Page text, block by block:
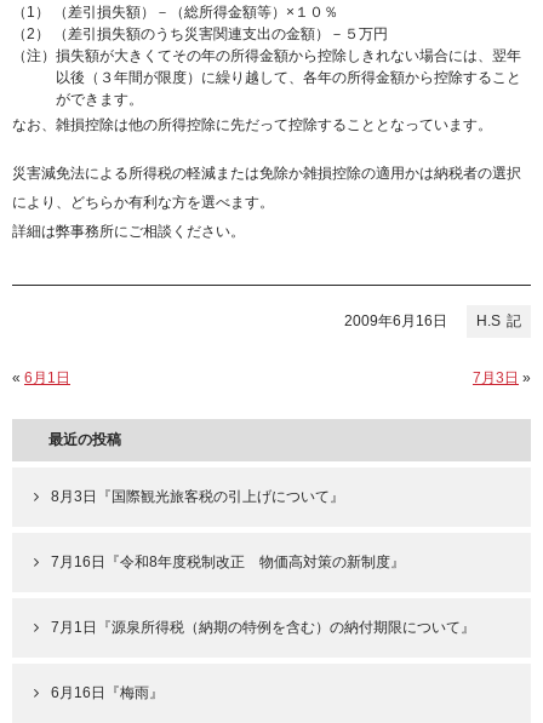
（1） （差引損失額）－（総所得金額等）×１０％
（2） （差引損失額のうち災害関連支出の金額）－５万円
（注） 損失額が大きくてその年の所得金額から控除しきれない場合には、翌年
以後（３年間が限度）に繰り越して、各年の所得金額から控除すること
ができます。
なお、雑損控除は他の所得控除に先だって控除することとなっています。
災害減免法による所得税の軽減または免除か雑損控除の適用かは納税者の選択
により、どちらか有利な方を選べます。
詳細は弊事務所にご相談ください。
H.S
2009年6月16日
« 6月1日 7月3日 »
最近の投稿
8月3日『国際観光旅客税の引上げについて』
7月16日『令和8年度税制改正 物価高対策の新制度』
7月1日『源泉所得税（納期の特例を含む）の納付期限について』
6月16日『梅雨』